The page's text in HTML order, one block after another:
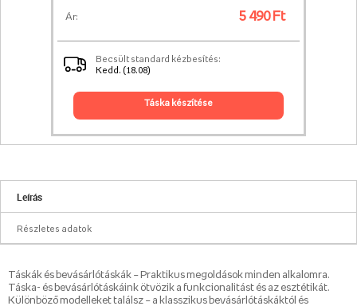
Ár: 5 490 Ft
Becsült standard kézbesítés:
Kedd. (18.08)
táska készítése
Leírás
Részletes adatok
Táskák és bevásárlótáskák – Praktikus megoldások minden alkalomra.
Táska- és bevásárlótáskáink ötvözik a funkcionalitást és az esztétikát.
Különböző modelleket találsz – a klasszikus bevásárlótáskáktól és